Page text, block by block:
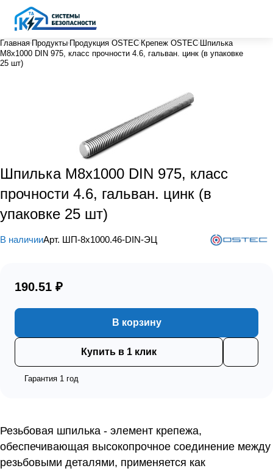
Главная Продукты Продукция OSTEC Крепеж OSTEC Шпилька
М8х1000 DIN 975, класс прочности 4.6, гальван. цинк (в упаковке
25 шт)
Шпилька М8х1000 DIN 975, класс
прочности 4.6, гальван. цинк (в
упаковке 25 шт)
В наличииАрт. ШП-8х1000.46-DIN-ЭЦ
190.51 ₽
В корзину
Купить в 1 клик
Гарантия 1 год
Резьбовая шпилька - элемент крепежа,
обеспечивающая высокопрочное соединение между
резьбовыми деталями, применяется как